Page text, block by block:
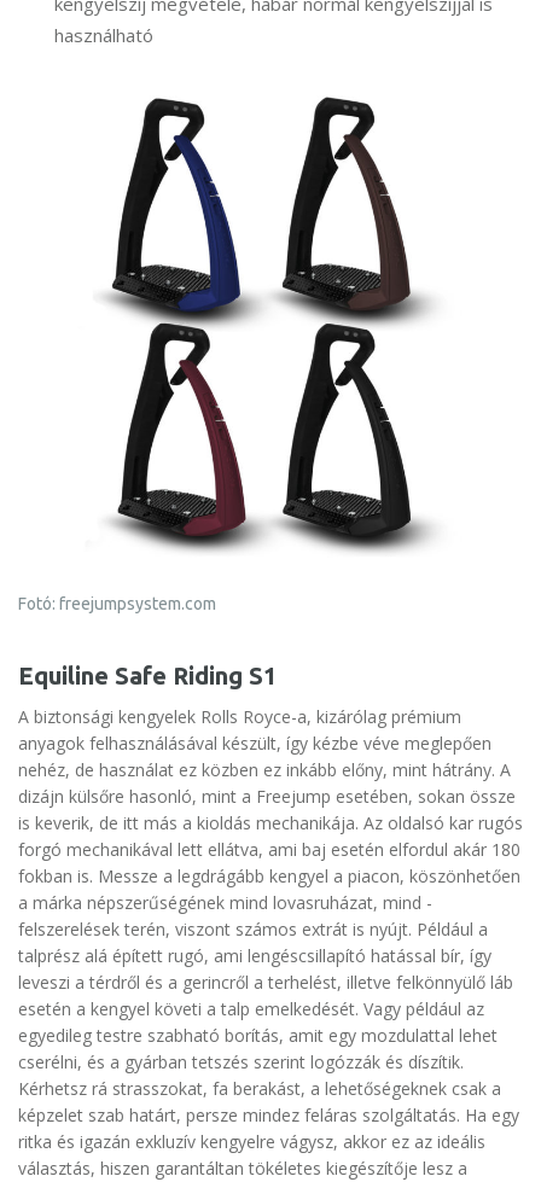
használható
Fotó: freejumpsystem.com
Equiline Safe Riding S1
A biztonsági kengyelek Rolls Royce-a, kizárólag prémium
anyagok felhasználásával készült, így kézbe véve meglepően
nehéz, de használat ez közben ez inkább előny, mint hátrány. A
dizájn külsőre hasonló, mint a Freejump esetében, sokan össze
is keverik, de itt más a kioldás mechanikája. Az oldalsó kar rugós
forgó mechanikával lett ellátva, ami baj esetén elfordul akár 180
fokban is. Messze a legdrágább kengyel a piacon, köszönhetően
a márka népszerűségének mind lovasruházat, mind -
felszerelések terén, viszont számos extrát is nyújt. Például a
talprész alá épített rugó, ami lengéscsillapító hatással bír, így
leveszi a térdről és a gerincről a terhelést, illetve felkönnyülő láb
esetén a kengyel követi a talp emelkedését. Vagy például az
egyedileg testre szabható borítás, amit egy mozdulattal lehet
cserélni, és a gyárban tetszés szerint logózzák és díszítik.
Kérhetsz rá strasszokat, fa berakást, a lehetőségeknek csak a
képzelet szab határt, persze mindez feláras szolgáltatás. Ha egy
ritka és igazán exkluzív kengyelre vágysz, akkor ez az ideális
választás, hiszen garantáltan tökéletes kiegészítője lesz a